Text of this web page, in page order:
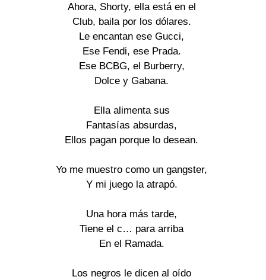
Ahora, Shorty, ella está en el
Club, baila por los dólares.
Le encantan ese Gucci,
Ese Fendi, ese Prada.
Ese BCBG, el Burberry,
Dolce y Gabana.
Ella alimenta sus
Fantasías absurdas,
Ellos pagan porque lo desean.
Yo me muestro como un gangster,
Y mi juego la atrapó.
Una hora más tarde,
Tiene el c… para arriba
En el Ramada.
Los negros le dicen al oído